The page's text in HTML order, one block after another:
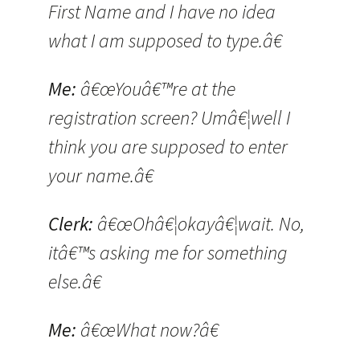
First Name and I have no idea
what I am supposed to type.â€
Me: â€œYouâ€™re at the
registration screen? Umâ€¦well I
think you are supposed to enter
your name.â€
Clerk: â€œOhâ€¦okayâ€¦wait. No,
itâ€™s asking me for something
else.â€
Me: â€œWhat now?â€